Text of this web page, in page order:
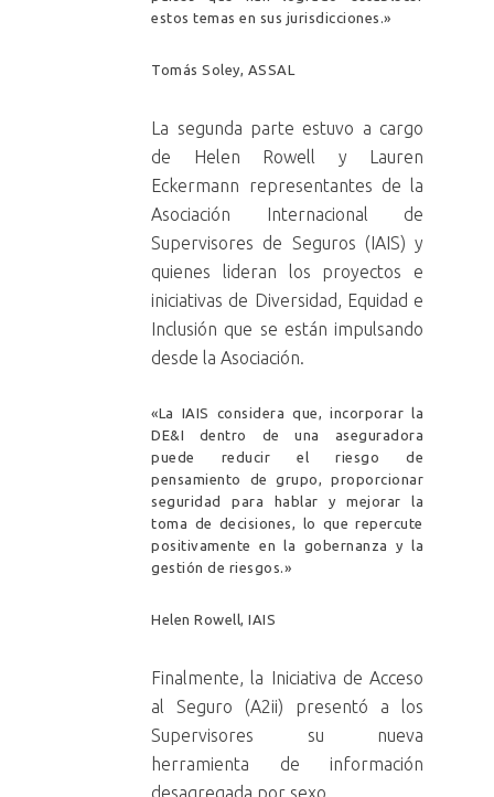
estos temas en sus jurisdicciones.»
Tomás Soley, ASSAL
La segunda parte estuvo a cargo
de Helen Rowell y Lauren
Eckermann representantes de la
Asociación Internacional de
Supervisores de Seguros (IAIS) y
quienes lideran los proyectos e
iniciativas de Diversidad, Equidad e
Inclusión que se están impulsando
desde la Asociación.
«La IAIS considera que, incorporar la
DE&I dentro de una aseguradora
puede reducir el riesgo de
pensamiento de grupo, proporcionar
seguridad para hablar y mejorar la
toma de decisiones, lo que repercute
positivamente en la gobernanza y la
gestión de riesgos.»
Helen Rowell, IAIS
Finalmente, la Iniciativa de Acceso
al Seguro (A2ii) presentó a los
Supervisores su nueva
herramienta de información
desagregada por sexo.